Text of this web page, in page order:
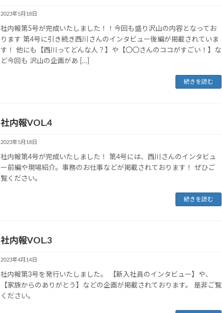
2023年5月18日
社内報第5号が完成いたしました！！今回も盛り沢山の内容となってお
ります 第4号に引き続き西川さんのインタビュー後編が掲載されていま
す！ 他にも【西川ってどんな人？】や【〇〇さんのココがすごい！】な
ど今回も 沢山の企画があ […]
続きを読む
社内報VOL.4
2023年5月18日
社内報第4号が完成いたしました！ 第4号には、西川さんのインタビュ
ー前編や現場紹介。事務のお仕事などが掲載されております！ ぜひご
覧ください。
続きを読む
社内報VOL.3
2023年4月14日
社内報第3号を発行いたしました。 【新入社員のインタビュー】や、
【家族からのありがとう】などの企画が掲載されております。 是非ご覧
ください。